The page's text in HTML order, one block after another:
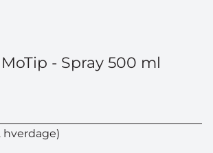
- Spray 500 ml
hverdage)